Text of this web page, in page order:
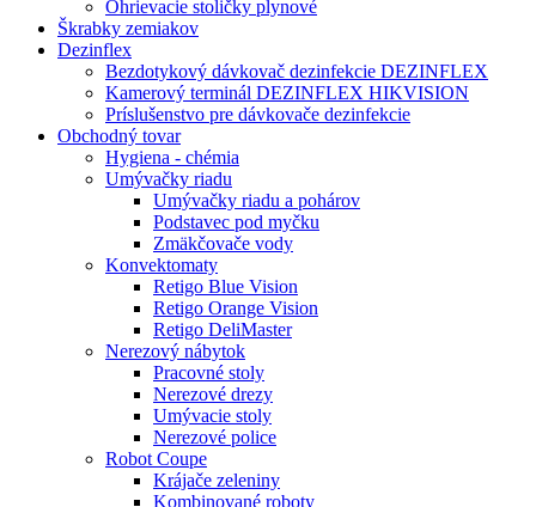
Ohrievacie stoličky plynové
Škrabky zemiakov
Dezinflex
Bezdotykový dávkovač dezinfekcie DEZINFLEX
Kamerový terminál DEZINFLEX HIKVISION
Príslušenstvo pre dávkovače dezinfekcie
Obchodný tovar
Hygiena - chémia
Umývačky riadu
Umývačky riadu a pohárov
Podstavec pod myčku
Zmäkčovače vody
Konvektomaty
Retigo Blue Vision
Retigo Orange Vision
Retigo DeliMaster
Nerezový nábytok
Pracovné stoly
Nerezové drezy
Umývacie stoly
Nerezové police
Robot Coupe
Krájače zeleniny
Kombinované roboty